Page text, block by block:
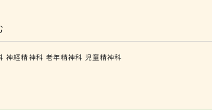
神経精神科 老年精神科 児童精神科